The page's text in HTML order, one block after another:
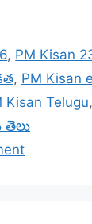
, PM Kisan
, PM Kisan
Kisan Telugu,
తెలు